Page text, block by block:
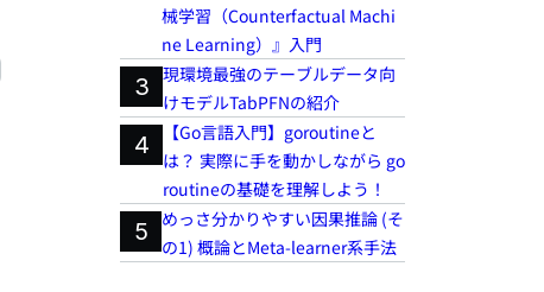
Português
械学習（Counterfactual Machi
ne Learning）』入門
3 現環境最強のテーブルデータ向
けモデルTabPFNの紹介
4
【Go言語入門】goroutineと
は？ 実際に手を動かしながら go
routineの基礎を理解しよう！
5
めっさ分かりやすい因果推論 (そ
の1) 概論とMeta-learner系手法